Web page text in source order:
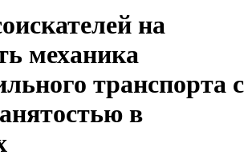
на
механика
транспорта с
в